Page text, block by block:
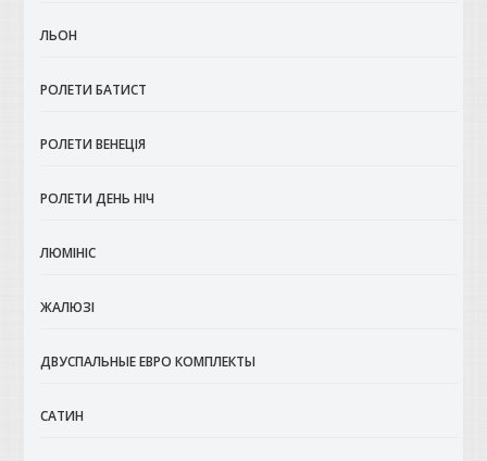
ЛЬОН
РОЛЕТИ БАТИСТ
РОЛЕТИ ВЕНЕЦІЯ
РОЛЕТИ ДЕНЬ НІЧ
ЛЮМІНІС
ЖАЛЮЗІ
ДВУСПАЛЬНЫЕ ЕВРО КОМПЛЕКТЫ
САТИН